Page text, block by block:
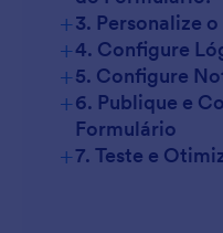
+3. Personalize
+4. Configure
+5. Configure
+6. Publique e
Formulário
+7. Teste e